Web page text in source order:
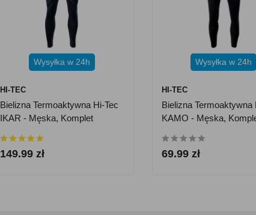
Wysyłka w 24h
HI-TEC
Bielizna Termoaktywna Hi-Tec
IKAR - Męska, Komplet
149.99 zł
Wysyłka w 24h
HI-TEC
Bielizna Termoaktywna
KAMO - Męska,
69.99 zł